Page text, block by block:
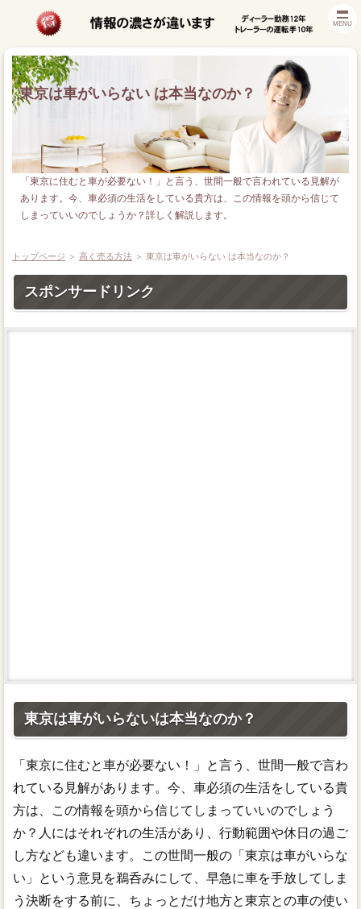
東京は車がいらない は本当なのか？
「東京に住むと車が必要ない！」と言う、世間一般で言われている見解が
あります。今、車必須の生活をしている貴方は、この情報を頭から信じて
しまっていいのでしょうか？詳しく解説します。
MENU
等級プロテクト廃止対策
トップページ ＞ 高く売る方法 ＞ 東京は車がいらない は本当なのか？
スポンサードリンク
東京は車がいらないは本当なのか？
「東京に住むと車が必要ない！」と言う、世間一般で言わ
れている見解があります。今、車必須の生活をしている貴
方は、この情報を頭から信じてしまっていいのでしょう
か？人にはそれぞれの生活があり、行動範囲や休日の過ご
し方なども違います。この世間一般の「東京は車がいらな
い」という意見を鵜呑みにして、早急に車を手放してしま
う決断をする前に、ちょっとだけ地方と東京との車の使い